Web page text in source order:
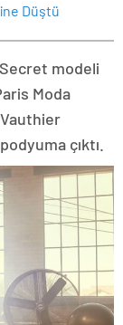
modeli
Moda
çıktı.